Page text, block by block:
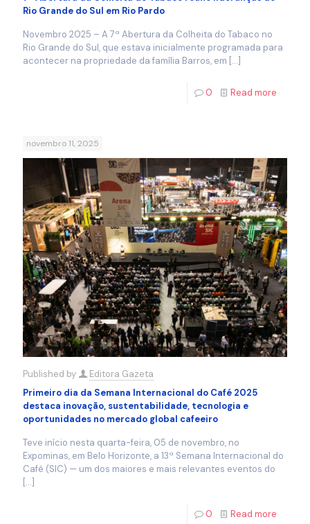
Rio Grande do Sul em Rio Pardo
Novembro 2025 – A 7ª Abertura da Colheita do Tabaco no
Rio Grande do Sul, que estava inicialmente programada para
acontecer na propriedade da família Barros, em […]
0 Read more
novembro 11, 2025
Published by
Editora Gazeta
Primeiro dia da Semana Internacional do Café 2025
destaca inovação, sustentabilidade, tecnologia e
oportunidades no mercado global cafeeiro
Teve início nesta quarta-feira, 05 de novembro, no
Expominas, em Belo Horizonte, a 13ª Semana Internacional do
Café (SIC) — um dos maiores e mais relevantes eventos do
[…]
0 Read more